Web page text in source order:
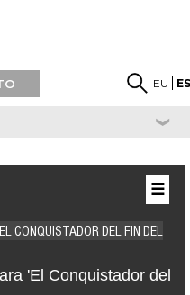
EU
CONQUISTADOR DEL FIN DEL
'El Conquistador del
☰